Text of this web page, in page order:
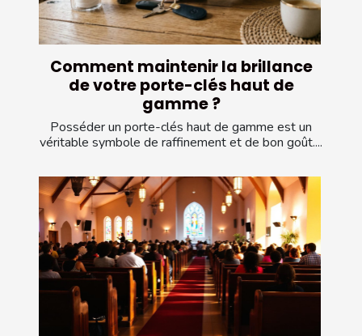
Comment maintenir la brillance
de votre porte-clés haut de
gamme ?
Posséder un porte-clés haut de gamme est un
véritable symbole de raffinement et de bon goût....